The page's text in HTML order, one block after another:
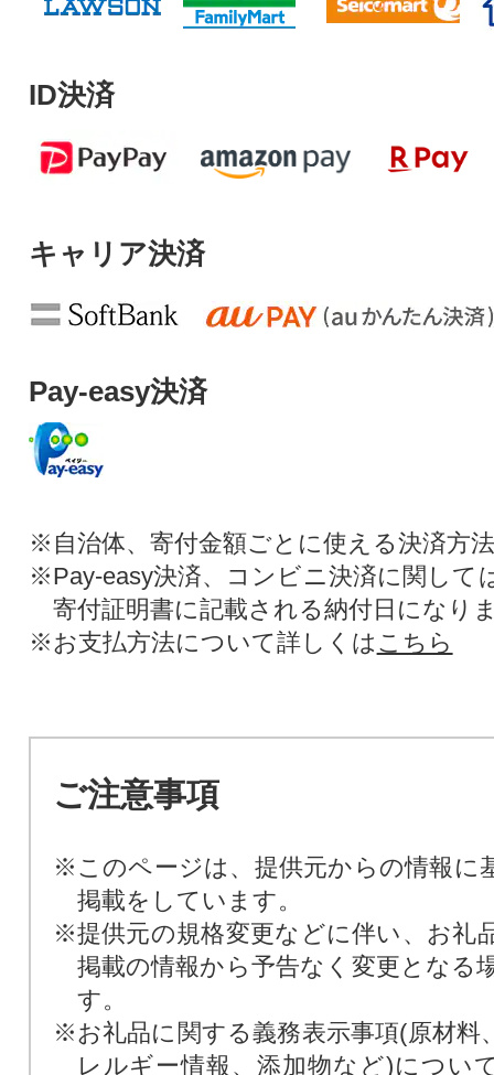
ID決済
キャリア決済
Pay-easy決済
※自治体、寄付金額ごとに使える決済方
※Pay-easy決済、コンビニ決済に関して
寄付証明書に記載される納付日になり
※お支払方法について詳しくは こちら
ご注意事項
※このページは、提供元からの情報に
掲載をしています。
※提供元の規格変更などに伴い、お礼
掲載の情報から予告なく変更となる
す。
※お礼品に関する義務表示事項(原材料
レルギー情報、添加物など)につい